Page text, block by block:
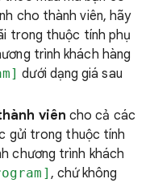
cho thành viên, hãy
trong thuộc tính phụ
trình khách hàng
dưới dạng giá sau
viên cho cả các
gửi trong thuộc tính
chương trình khách
, chứ không